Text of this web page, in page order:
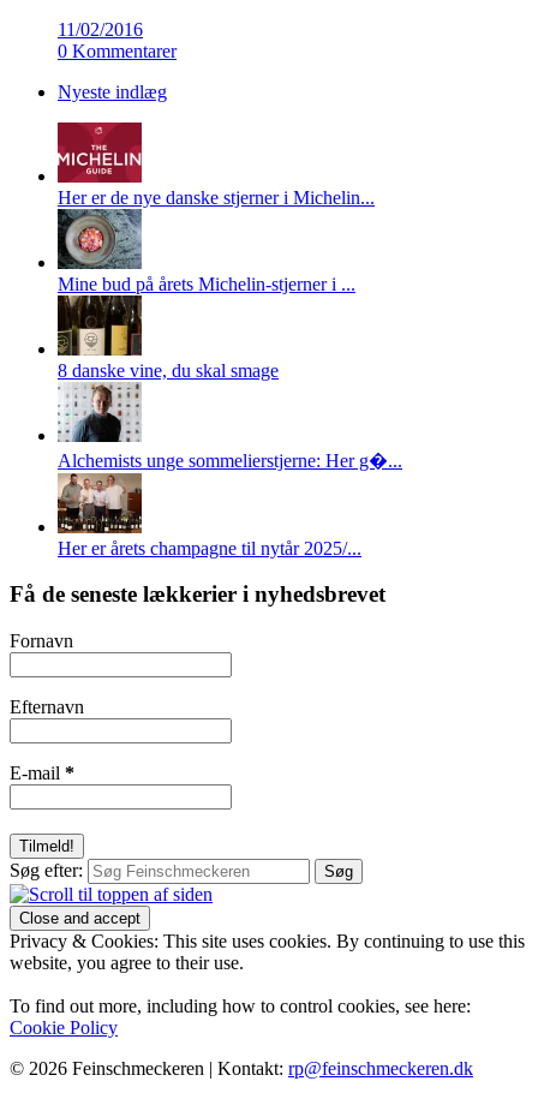
11/02/2016
0 Kommentarer
Nyeste indlæg
Her er de nye danske stjerner i Michelin...
Mine bud på årets Michelin-stjerner i ...
8 danske vine, du skal smage
Alchemists unge sommelierstjerne: Her g�...
Her er årets champagne til nytår 2025/...
Få de seneste lækkerier i nyhedsbrevet
Fornavn
Efternavn
E-mail *
Søg efter:
Privacy & Cookies: This site uses cookies. By continuing to use this
website, you agree to their use.
To find out more, including how to control cookies, see here:
Cookie Policy
© 2026 Feinschmeckeren | Kontakt: rp@feinschmeckeren.dk